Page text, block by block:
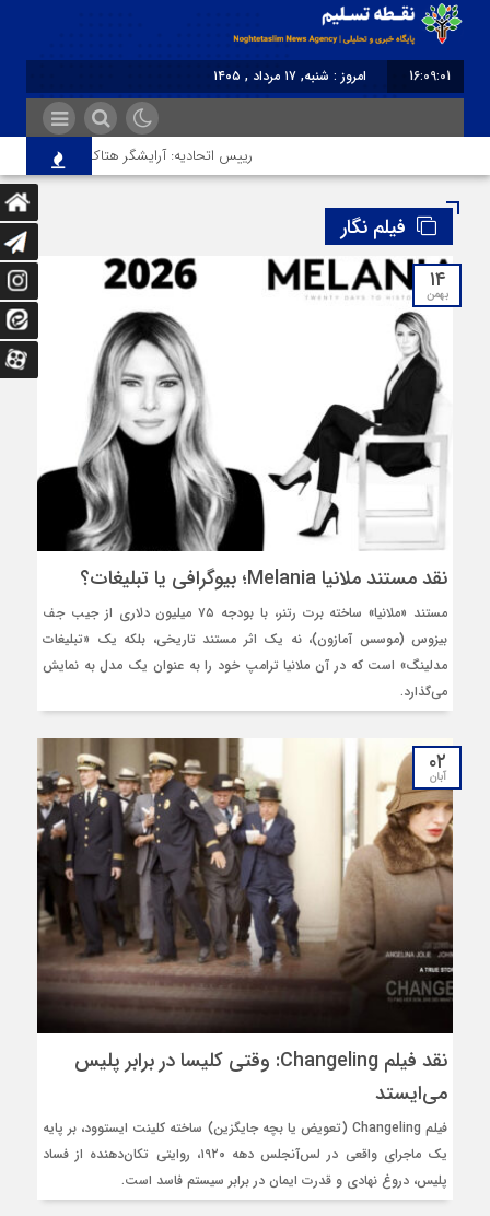
16:09:02
امروز : شنبه, ۱۷ مرداد , ۱۴۰۵
رییس اتحادیه: آرایشگر هتاک در قزوین عضو
فیلم نگار
۱۴
بهمن
نقد مستند ملانیا Melania؛ بیوگرافی یا تبلیغات؟
مستند «ملانیا» ساخته برت رتنر، با بودجه ۷۵ میلیون دلاری از جیب جف
بیزوس (موسس آمازون)، نه یک اثر مستند تاریخی، بلکه یک «تبلیغات
مدلینگ» است که در آن ملانیا ترامپ خود را به‌ عنوان یک مدل به نمایش
می‌گذارد.
۰۲
آبان
نقد فیلم Changeling: وقتی کلیسا در برابر پلیس
می‌ایستد
فیلم Changeling (تعویض یا بچه جایگزین) ساخته کلینت ایستوود، بر پایه
یک ماجرای واقعی در لس‌آنجلس دهه ۱۹۲۰، روایتی تکان‌دهنده از فساد
پلیس، دروغ نهادی و قدرت ایمان در برابر سیستم فاسد است.